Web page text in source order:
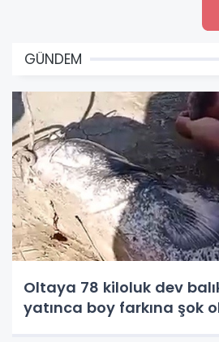
GÜNDEM
Oltaya 78 kiloluk dev
yatınca boy farkına şok